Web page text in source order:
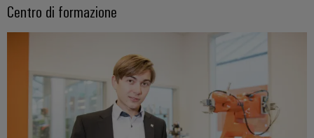
sfide
elettrici
Device
manufacturers
SOFTWARE
automazione
Analitica
industriale
solido
isolamento
trasduttori
formazione
Opzioni
Automation
Eventi
e
edifici
All'ingrosso
Partenariati
Centro di formazione